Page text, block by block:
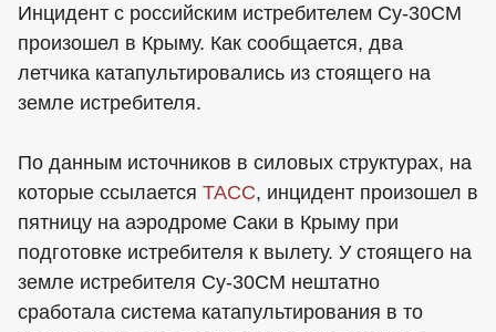
Инцидент с российским истребителем Су-30СМ
произошел в Крыму. Как сообщается, два
летчика катапультировались из стоящего на
земле истребителя.
По данным источников в силовых структурах, на
которые ссылается ТАСС, инцидент произошел в
пятницу на аэродроме Саки в Крыму при
подготовке истребителя к вылету. У стоящего на
земле истребителя Су-30СМ нештатно
сработала система катапультирования в то